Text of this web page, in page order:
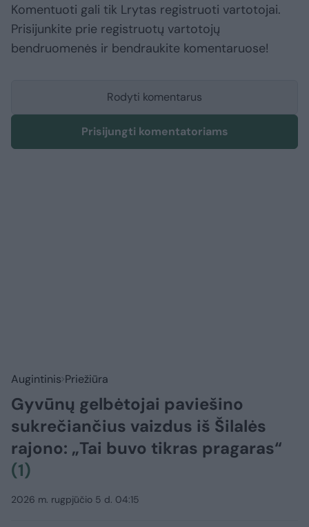
Komentuoti gali tik Lrytas registruoti vartotojai.
Prisijunkite prie registruotų vartotojų
bendruomenės ir bendraukite komentaruose!
Rodyti komentarus
Prisijungti komentatoriams
Augintinis Priežiūra
Gyvūnų gelbėtojai paviešino
sukrečiančius vaizdus iš Šilalės
rajono: „Tai buvo tikras pragaras“
(1)
2026 m. rugpjūčio 5 d. 04:15